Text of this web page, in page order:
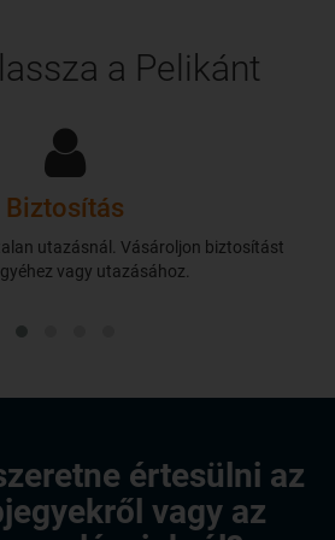
a Pelikánt
Biztosítás
utazásnál. Vásároljon biztosítást
vagy utazásához.
értesülni az
vagy az